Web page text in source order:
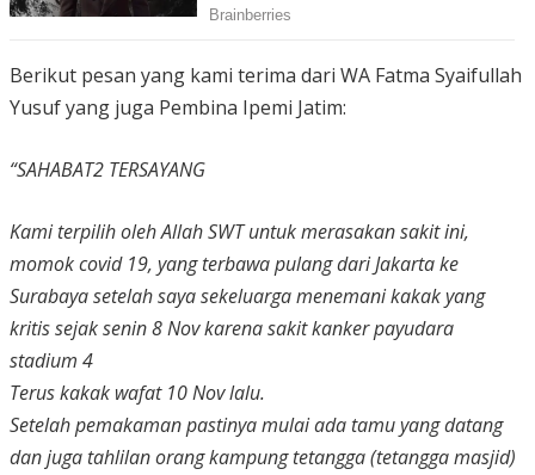
Berikut pesan yang kami terima dari WA Fatma Syaifullah
Yusuf yang juga Pembina Ipemi Jatim:
“SAHABAT2 TERSAYANG
Kami terpilih oleh Allah SWT untuk merasakan sakit ini,
momok covid 19, yang terbawa pulang dari Jakarta ke
Surabaya setelah saya sekeluarga menemani kakak yang
kritis sejak senin 8 Nov karena sakit kanker payudara
stadium 4
Terus kakak wafat 10 Nov lalu.
Setelah pemakaman pastinya mulai ada tamu yang datang
dan juga tahlilan orang kampung tetangga (tetangga masjid)